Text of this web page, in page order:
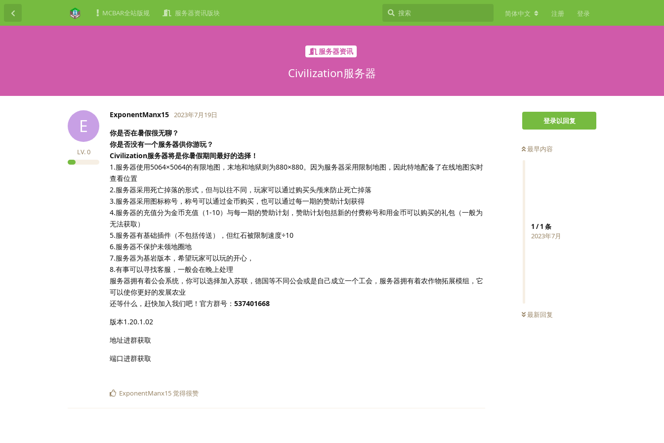
MCBAR全站版规 服务器资讯版块 简体中文 注册 登录
服务器资讯
Civilization服务器
登录以回复
最早内容
1 /1 条
2023年7月
最新回复
E
ExponentManx15
LV.0
2023年7月19日
你是否在暑假很无聊？
你是否没有一个服务器供你游玩？
Civilization服务器将是你暑假期间最好的选择！
1.服务器使用5064×5064的有限地图，末地和地狱则为880×880。因为服务器采用限制地图，因此特地配备了在线地图实时
查看位置
2.服务器采用死亡掉落的形式，但与以往不同，玩家可以通过购买头颅来防止死亡掉落
3.服务器采用图标称号，称号可以通过金币购买，也可以通过每一期的赞助计划获得
4.服务器的充值分为金币充值（1-10）与每一期的赞助计划，赞助计划包括新的付费称号和用金币可以购买的礼包（一般为
无法获取）
5.服务器有基础插件（不包括传送），但红石被限制速度÷10
6.服务器不保护未领地圈地
7.服务器为基岩版本，希望玩家可以玩的开心，
8.有事可以寻找客服，一般会在晚上处理
服务器拥有着公会系统，你可以选择加入苏联，德国等不同公会或是自己成立一个工会，服务器拥有着农作物拓展模组，它
可以使你更好的发展农业
还等什么，赶快加入我们吧！官方群号： 537401668
版本1.20.1.02
地址进群获取
端口进群获取
ExponentManx15觉得很赞